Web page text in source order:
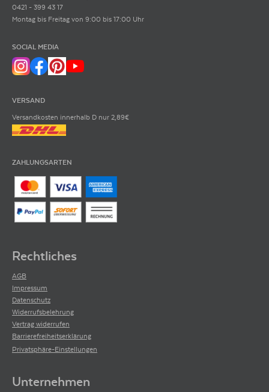
0421 - 399 43 17
Montag bis Freitag von 9:00 bis 17:00 Uhr
SOCIAL MEDIA
VERSAND
Versandkosten innerhalb D nur 2,89€
ZAHLUNGSARTEN
Rechtliches
AGB
Impressum
Datenschutz
Widerrufsbelehrung
Vertrag widerrufen
Barrierefreiheitserklärung
Privatsphäre-Einstellungen
Unternehmen